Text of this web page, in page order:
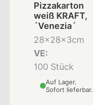
Pizzakarton
weiß KRAFT,
´Venezia´
28x28x3cm
VE:
100 Stück
Auf Lager.
Sofort lieferbar.